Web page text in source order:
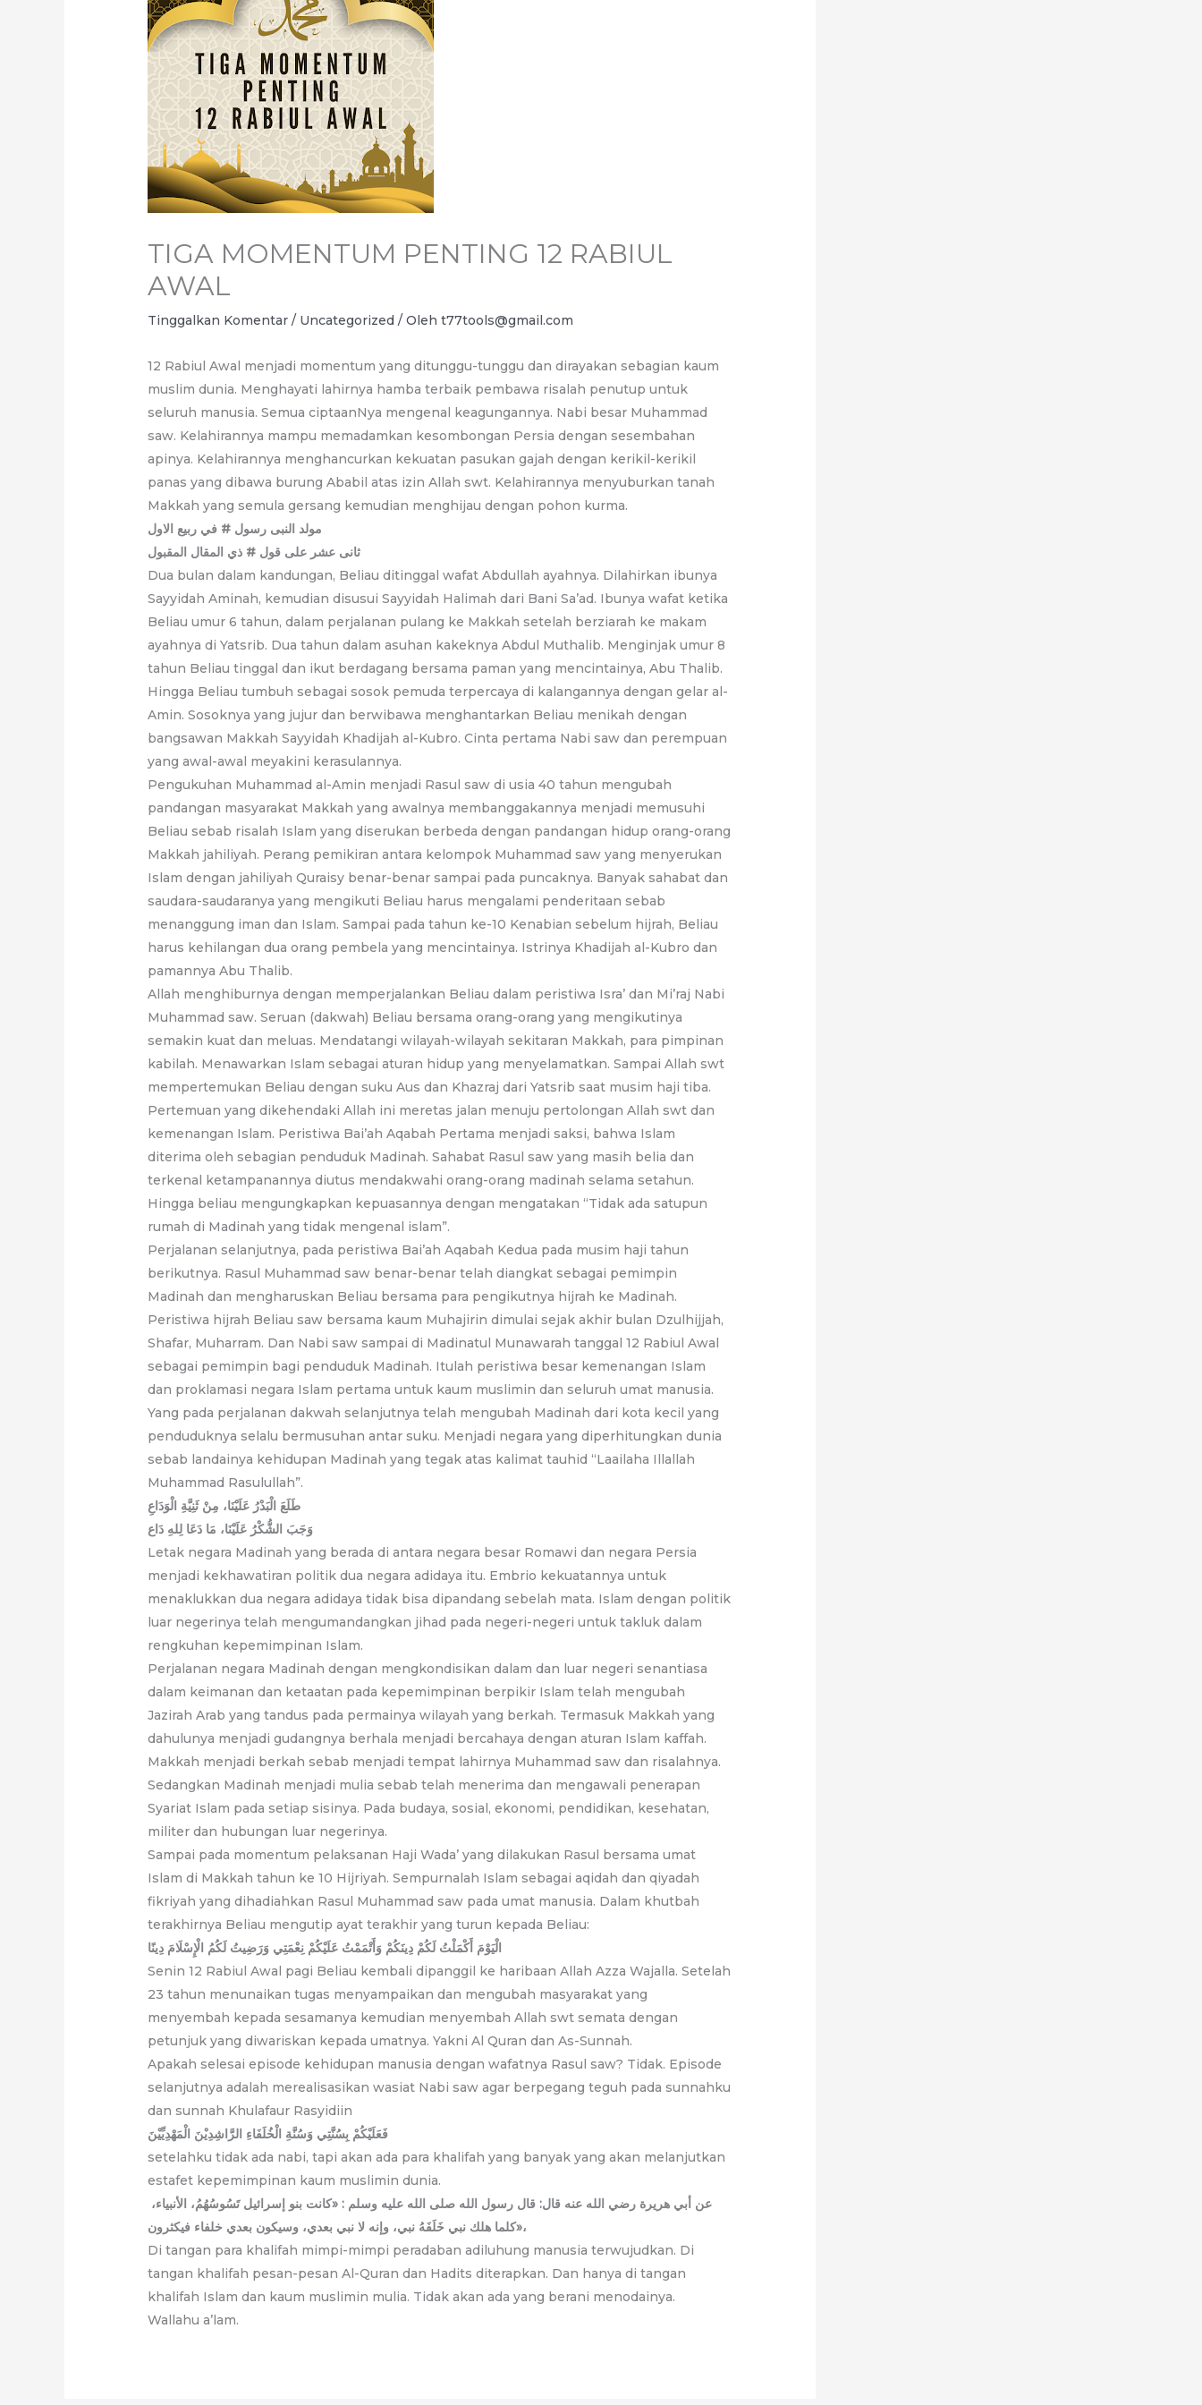
TIGA MOMENTUM PENTING 12 RABIUL
AWAL
Tinggalkan Komentar / Uncategorized / Oleht77tools@gmail.com
12 Rabiul Awal menjadi momentum yang ditunggu-tunggu dan dirayakan sebagian kaum
muslim dunia. Menghayati lahirnya hamba terbaik pembawa risalah penutup untuk
seluruh manusia. Semua ciptaanNya mengenal keagungannya. Nabi besar Muhammad
saw. Kelahirannya mampu memadamkan kesombongan Persia dengan sesembahan
apinya. Kelahirannya menghancurkan kekuatan pasukan gajah dengan kerikil-kerikil
panas yang dibawa burung Ababil atas izin Allah swt. Kelahirannya menyuburkan tanah
Makkah yang semula gersang kemudian menghijau dengan pohon kurma.
مولد النبی رسول # في ربيع الاول
ثانی عشر علی قول # ذي المقال المقبول
Dua bulan dalam kandungan, Beliau ditinggal wafat Abdullah ayahnya. Dilahirkan ibunya
Sayyidah Aminah, kemudian disusui Sayyidah Halimah dari Bani Sa’ad. Ibunya wafat ketika
Beliau umur 6 tahun, dalam perjalanan pulang ke Makkah setelah berziarah ke makam
ayahnya di Yatsrib. Dua tahun dalam asuhan kakeknya Abdul Muthalib. Menginjak umur 8
tahun Beliau tinggal dan ikut berdagang bersama paman yang mencintainya, Abu Thalib.
Hingga Beliau tumbuh sebagai sosok pemuda terpercaya di kalangannya dengan gelar al-
Amin. Sosoknya yang jujur dan berwibawa menghantarkan Beliau menikah dengan
bangsawan Makkah Sayyidah Khadijah al-Kubro. Cinta pertama Nabi saw dan perempuan
yang awal-awal meyakini kerasulannya.
Pengukuhan Muhammad al-Amin menjadi Rasul saw di usia 40 tahun mengubah
pandangan masyarakat Makkah yang awalnya membanggakannya menjadi memusuhi
Beliau sebab risalah Islam yang diserukan berbeda dengan pandangan hidup orang-orang
Makkah jahiliyah. Perang pemikiran antara kelompok Muhammad saw yang menyerukan
Islam dengan jahiliyah Quraisy benar-benar sampai pada puncaknya. Banyak sahabat dan
saudara-saudaranya yang mengikuti Beliau harus mengalami penderitaan sebab
menanggung iman dan Islam. Sampai pada tahun ke-10 Kenabian sebelum hijrah, Beliau
harus kehilangan dua orang pembela yang mencintainya. Istrinya Khadijah al-Kubro dan
pamannya Abu Thalib.
Allah menghiburnya dengan memperjalankan Beliau dalam peristiwa Isra’ dan Mi’raj Nabi
Muhammad saw. Seruan (dakwah) Beliau bersama orang-orang yang mengikutinya
semakin kuat dan meluas. Mendatangi wilayah-wilayah sekitaran Makkah, para pimpinan
kabilah. Menawarkan Islam sebagai aturan hidup yang menyelamatkan. Sampai Allah swt
mempertemukan Beliau dengan suku Aus dan Khazraj dari Yatsrib saat musim haji tiba.
Pertemuan yang dikehendaki Allah ini meretas jalan menuju pertolongan Allah swt dan
kemenangan Islam. Peristiwa Bai’ah Aqabah Pertama menjadi saksi, bahwa Islam
diterima oleh sebagian penduduk Madinah. Sahabat Rasul saw yang masih belia dan
terkenal ketampanannya diutus mendakwahi orang-orang madinah selama setahun.
Hingga beliau mengungkapkan kepuasannya dengan mengatakan “Tidak ada satupun
rumah di Madinah yang tidak mengenal islam”.
Perjalanan selanjutnya, pada peristiwa Bai’ah Aqabah Kedua pada musim haji tahun
berikutnya. Rasul Muhammad saw benar-benar telah diangkat sebagai pemimpin
Madinah dan mengharuskan Beliau bersama para pengikutnya hijrah ke Madinah.
Peristiwa hijrah Beliau saw bersama kaum Muhajirin dimulai sejak akhir bulan Dzulhijjah,
Shafar, Muharram. Dan Nabi saw sampai di Madinatul Munawarah tanggal 12 Rabiul Awal
sebagai pemimpin bagi penduduk Madinah. Itulah peristiwa besar kemenangan Islam
dan proklamasi negara Islam pertama untuk kaum muslimin dan seluruh umat manusia.
Yang pada perjalanan dakwah selanjutnya telah mengubah Madinah dari kota kecil yang
penduduknya selalu bermusuhan antar suku. Menjadi negara yang diperhitungkan dunia
sebab landainya kehidupan Madinah yang tegak atas kalimat tauhid “Laailaha Illallah
Muhammad Rasulullah”.
طَلَعَ الْبَدْرُ عَلَيْنَا، مِنْ ثَنِيَّةِ الْوَدَاعِ
وَجَبَ الشُّکْرُ عَلَيْنَا، مَا دَعَا لِلهِ دَاع
Letak negara Madinah yang berada di antara negara besar Romawi dan negara Persia
menjadi kekhawatiran politik dua negara adidaya itu. Embrio kekuatannya untuk
menaklukkan dua negara adidaya tidak bisa dipandang sebelah mata. Islam dengan politik
luar negerinya telah mengumandangkan jihad pada negeri-negeri untuk takluk dalam
rengkuhan kepemimpinan Islam.
Perjalanan negara Madinah dengan mengkondisikan dalam dan luar negeri senantiasa
dalam keimanan dan ketaatan pada kepemimpinan berpikir Islam telah mengubah
Jazirah Arab yang tandus pada permainya wilayah yang berkah. Termasuk Makkah yang
dahulunya menjadi gudangnya berhala menjadi bercahaya dengan aturan Islam kaffah.
Makkah menjadi berkah sebab menjadi tempat lahirnya Muhammad saw dan risalahnya.
Sedangkan Madinah menjadi mulia sebab telah menerima dan mengawali penerapan
Syariat Islam pada setiap sisinya. Pada budaya, sosial, ekonomi, pendidikan, kesehatan,
militer dan hubungan luar negerinya.
Sampai pada momentum pelaksanan Haji Wada’ yang dilakukan Rasul bersama umat
Islam di Makkah tahun ke 10 Hijriyah. Sempurnalah Islam sebagai aqidah dan qiyadah
fikriyah yang dihadiahkan Rasul Muhammad saw pada umat manusia. Dalam khutbah
terakhirnya Beliau mengutip ayat terakhir yang turun kepada Beliau:
الْيَوْمَ أَكْمَلْتُ لَكُمْ دِينَكُمْ وَأَتْمَمْتُ عَلَيْكُمْ نِعْمَتِي وَرَضِيتُ لَكُمُ الْإِسْلَامَ دِينًا
Senin 12 Rabiul Awal pagi Beliau kembali dipanggil ke haribaan Allah Azza Wajalla. Setelah
23 tahun menunaikan tugas menyampaikan dan mengubah masyarakat yang
menyembah kepada sesamanya kemudian menyembah Allah swt semata dengan
petunjuk yang diwariskan kepada umatnya. Yakni Al Quran dan As-Sunnah.
Apakah selesai episode kehidupan manusia dengan wafatnya Rasul saw? Tidak. Episode
selanjutnya adalah merealisasikan wasiat Nabi saw agar berpegang teguh pada sunnahku
dan sunnah Khulafaur Rasyidiin
فَعَلَيْكُمْ بِسُنَّتِي وَسُنَّةِ الْخُلَفَاءِ الرَّاشِدِيْنَ الْمَهْدِيِّيْنَ
setelahku tidak ada nabi, tapi akan ada para khalifah yang banyak yang akan melanjutkan
estafet kepemimpinan kaum muslimin dunia.
كلما هلك نبي خَلَفَهُ نبي، وإنه لا نبي بعدي، وسيكون بعدي خلفاء فيكثرون»،
Di tangan para khalifah mimpi-mimpi peradaban adiluhung manusia terwujudkan. Di
tangan khalifah pesan-pesan Al-Quran dan Hadits diterapkan. Dan hanya di tangan
khalifah Islam dan kaum muslimin mulia. Tidak akan ada yang berani menodainya.
Wallahu a’lam.